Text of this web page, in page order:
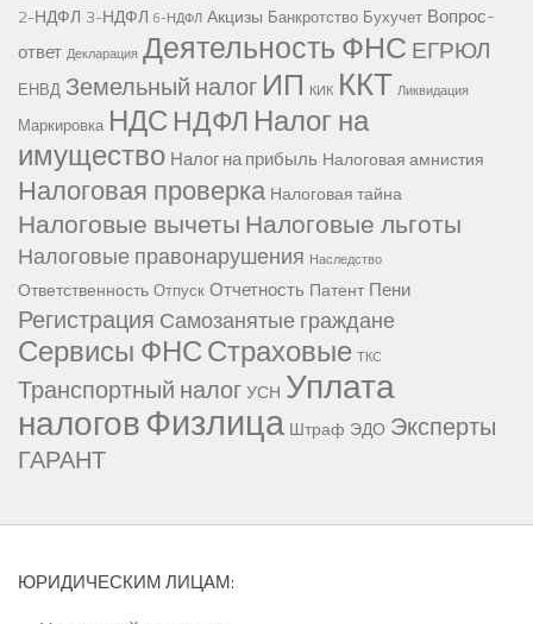
2-НДФЛ 3-НДФЛ 6-НДФЛ Акцизы Банкротство Бухучет Вопрос-
ответ Декларация Деятельность ФНС ЕГРЮЛ
ЕНВД Земельный налог ИП КИК ККТ Ликвидация
Маркировка НДС НДФЛ Налог на
имущество Налог на прибыль Налоговая амнистия
Налоговая проверка Налоговая тайна
Налоговые вычетыНалоговые льготы
Налоговые правонарушения Наследство
Ответственность Отпуск Отчетность Патент Пени
Регистрация Самозанятые граждане
Сервисы ФНССтраховые ТКС
Транспортный налогУСН Уплата
налоговФизлица Штраф ЭДО Эксперты
ГАРАНТ
ЮРИДИЧЕСКИМ ЛИЦАМ: